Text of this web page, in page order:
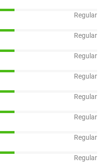
Regular
Regular
Regular
Regular
Regular
Regular
Regular
Regular